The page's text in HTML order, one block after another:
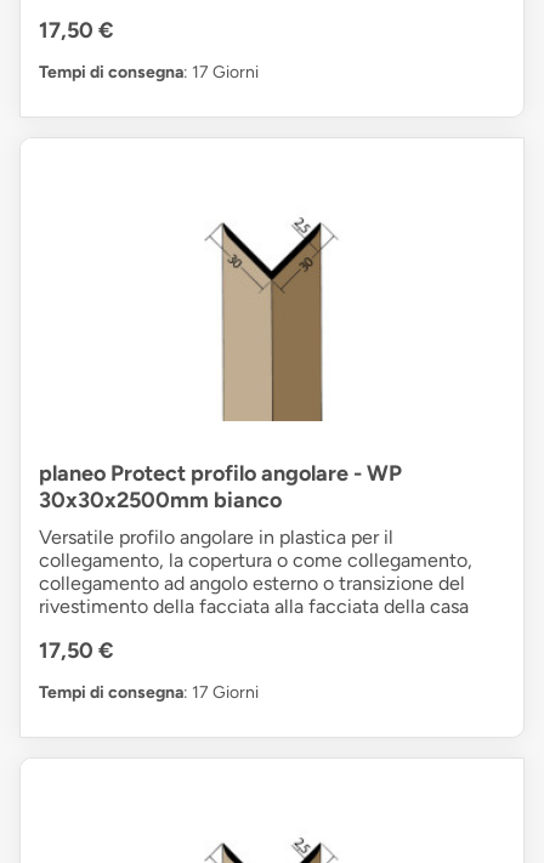
17,50 €
Tempi di consegna: 17 Giorni
planeo Protect profilo angolare - WP
30x30x2500mm bianco
Versatile profilo angolare in plastica per il
collegamento, la copertura o come collegamento,
collegamento ad angolo esterno o transizione del
rivestimento della facciata alla facciata della casa
17,50 €
Tempi di consegna: 17 Giorni